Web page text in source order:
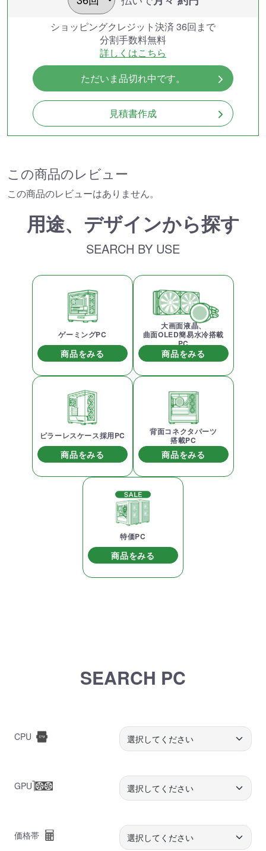
ショッピングクレジット決済 36回まで
分割手数料無料
詳しくはこちら
ただいま品切れ中です。
見積書作成
この商品のレビュー
この商品のレビューはありません。
用途、デザインから探す
SEARCH BY USE
ゲーミングPC
商品をみる
大画面液晶、
曲面OLED簡易水冷搭載
PC
商品をみる
ピラーレスケース採用PC
商品をみる
背面コネクタパーツ
搭載PC
商品をみる
特価PC
商品をみる
SEARCH PC
CPU
GPU
価格帯